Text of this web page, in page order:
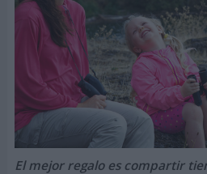
El mejor regalo es compartir